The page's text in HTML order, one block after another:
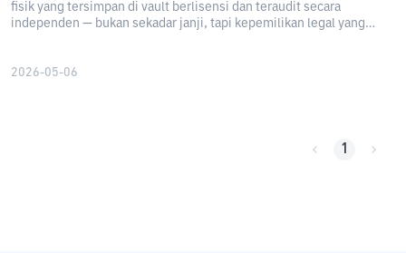
fisik yang tersimpan di vault berlisensi dan teraudit secara
independen — bukan sekadar janji, tapi kepemilikan legal yang
2026-05-06
1